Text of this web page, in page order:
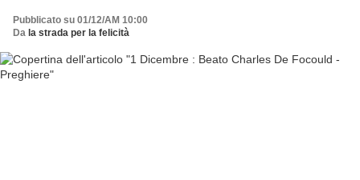
Pubblicato su 01/12/AM 10:00
Da la strada per la felicità